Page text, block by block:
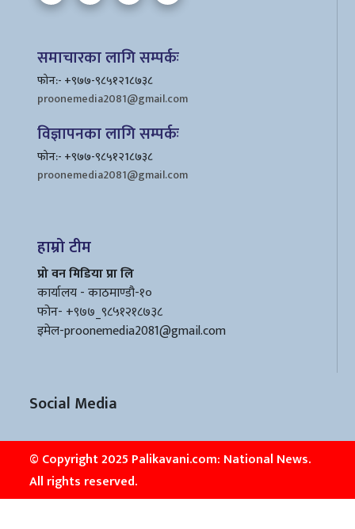
समाचारका लागि सम्पर्कः
फोन:- +९७७-९८५१२1८७३८
proonemedia2081@gmail.com
विज्ञापनका लागि सम्पर्कः
फोन:- +९७७-९८५१२1८७३८
proonemedia2081@gmail.com
हाम्रो टीम
प्रो वन मिडिया प्रा लि
कार्यालय - काठमाण्डौ-१०
फोन- +९७७_९८५१२१८७३८
इमेल-proonemedia2081@gmail.com
Social Media
© Copyright 2025 Palikavani.com: National News.
All rights reserved.